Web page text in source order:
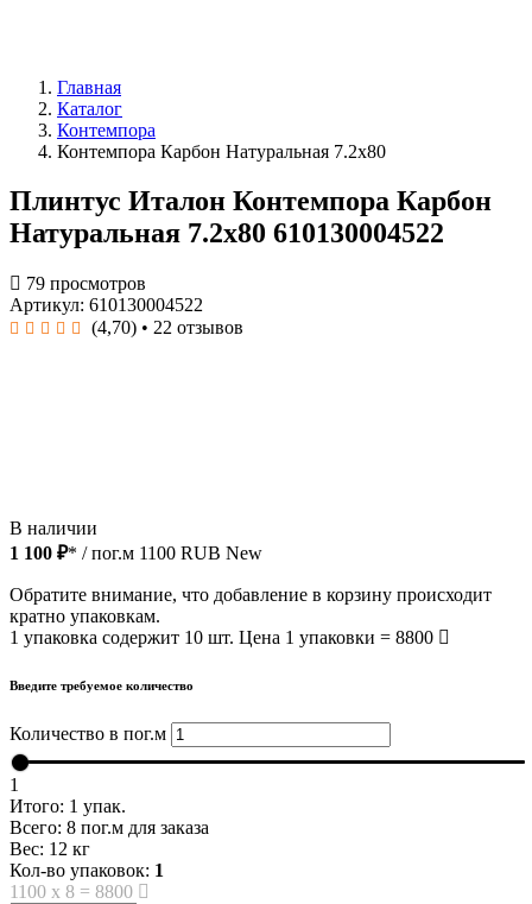
Главная
Каталог
Контемпора
Контемпора Карбон Натуральная 7.2x80
Плинтус Италон Контемпора Карбон
Натуральная 7.2x80 610130004522
79 просмотров
Артикул: 610130004522
(4,70) • 22 отзывов
В наличии
1 100 ₽* / пог.м 1100 RUB New
Обратите внимание, что добавление в корзину происходит
кратно упаковкам.
1 упаковка содержит 10 шт. Цена 1 упаковки = 8800
Введите требуемое количество
Количество в пог.м
1
Итого: 1 упак.
Всего: 8 пог.м для заказа
Вес: 12 кг
Кол-во упаковок: 1
1100 x 8 = 8800